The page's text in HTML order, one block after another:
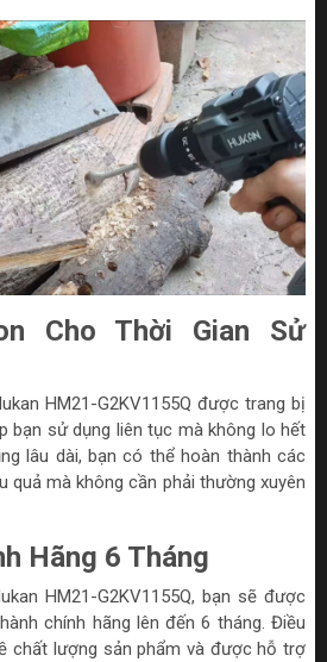
Cho Thời Gian Sử
HM21-G2KV1155Q được trang bị
bạn sử dụng liên tục mà không lo hết
lâu dài, bạn có thể hoàn thành các
quả mà không cần phải thường xuyên
Hãng 6 Tháng
HM21-G2KV1155Q, bạn sẽ được
chính hãng lên đến 6 tháng. Điều
chất lượng sản phẩm và được hỗ trợ